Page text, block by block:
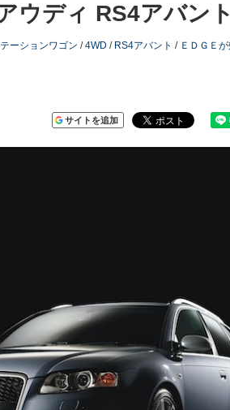
ウディ RS4アバント
ーションワゴン /4WD / RS4アバント / ＥＤＧＥ
サイトを追加